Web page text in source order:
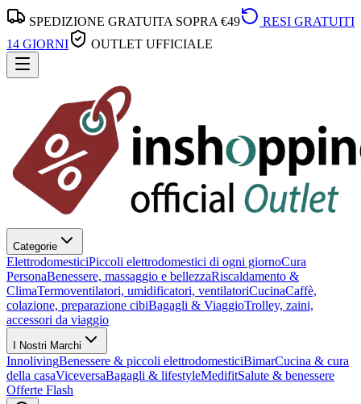
SPEDIZIONE GRATUITA SOPRA €49
RESI GRATUITI
14 GIORNI
OUTLET UFFICIALE
Categorie
ElettrodomesticiPiccoli elettrodomestici di ogni giornoCura
PersonaBenessere, massaggio e bellezzaRiscaldamento &
ClimaTermoventilatori, umidificatori, ventilatoriCucinaCaffè,
colazione, preparazione cibiBagagli & ViaggioTrolley, zaini,
accessori da viaggio
I Nostri Marchi
InnolivingBenessere & piccoli elettrodomesticiBimarCucina & cura
della casaViceversaBagagli & lifestyleMedifitSalute & benessere
Offerte Flash